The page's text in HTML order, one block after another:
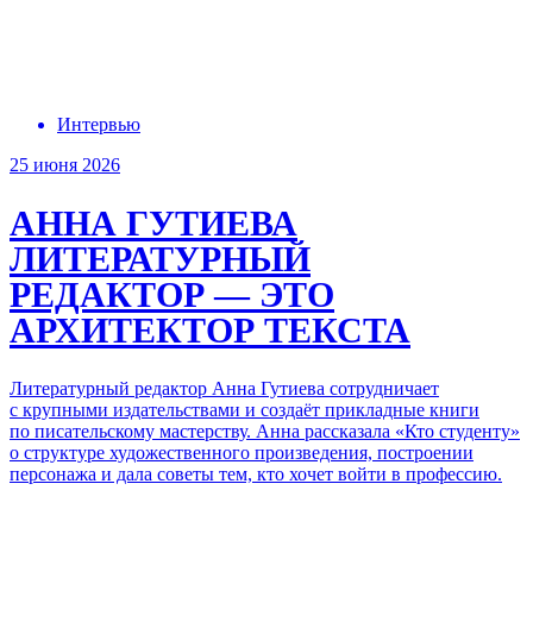
Интервью
25 июня 2026
АННА ГУТИЕВА
ЛИТЕРАТУРНЫЙ
РЕДАКТОР — ЭТО
АРХИТЕКТОР ТЕКСТА
Литературный редактор Анна Гутиева сотрудничает
с крупными издательствами и создаёт прикладные книги
по писательскому мастерству. Анна рассказала «Кто студенту»
о структуре художественного произведения, построении
персонажа и дала советы тем, кто хочет войти в профессию.